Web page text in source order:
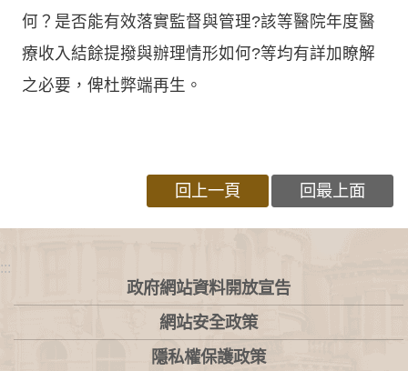
何？是否能有效落實監督與管理?該等醫院年度醫
療收入結餘提撥與辦理情形如何?等均有詳加瞭解
之必要，俾杜弊端再生。
回上一頁 回最上面
:::
政府網站資料開放宣告
網站安全政策
隱私權保護政策